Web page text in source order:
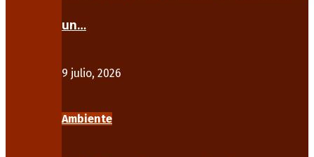
un…
9 julio, 2026
Ambiente